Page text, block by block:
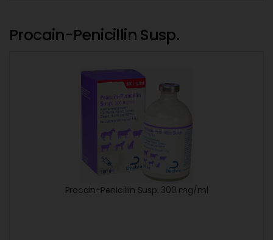
Procain-Penicillin Susp.
Procain-Penicillin Susp. 300 mg/ml